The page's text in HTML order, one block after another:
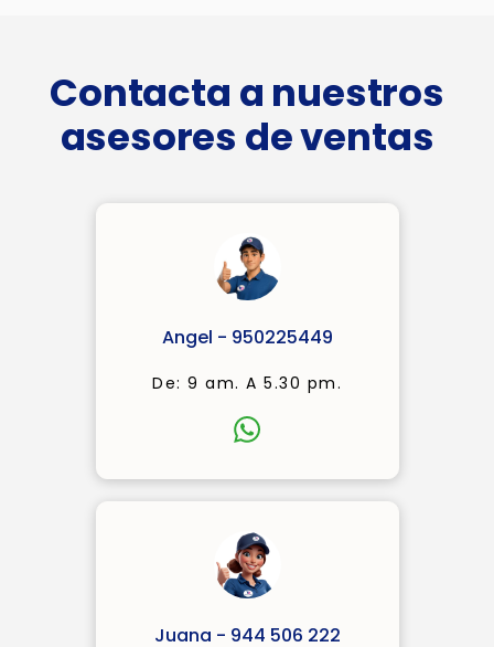
Contacta a nuestros
asesores de ventas
Angel - 950225449
De: 9 am. A 5.30 pm.
Juana - 944 506 222